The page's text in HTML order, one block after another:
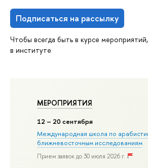
Подписаться на рассылку
Чтобы всегда быть в курсе
в институте
МЕРОПРИЯТИЯ
12 – 20 сентября
Международная школа по
ближневосточным исследованиям
Прием заявок до 30 июля 2026 г.